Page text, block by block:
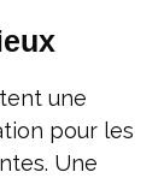
une
pour les
Une